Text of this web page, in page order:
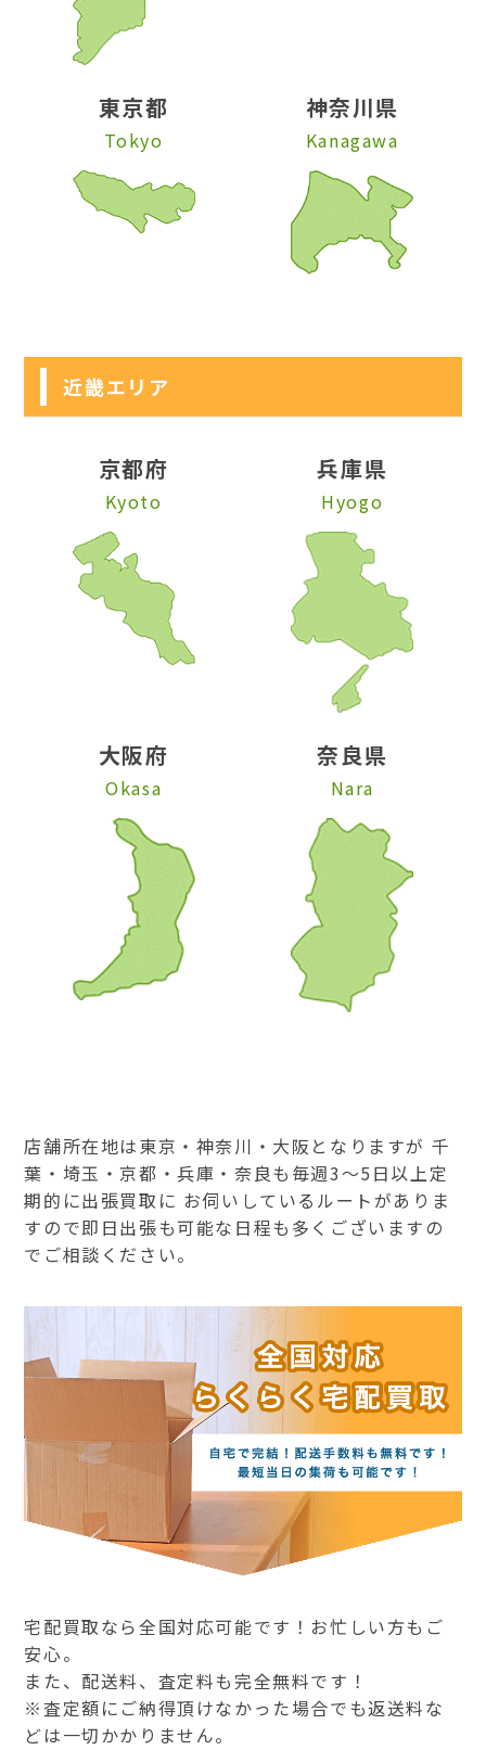
東京都
Tokyo
神奈川県
Kanagawa
近畿エリア
京都府
Kyoto
兵庫県
Hyogo
大阪府
Okasa
奈良県
Nara
店舗所在地は東京・神奈川・大阪となりますが 千
葉・埼玉・京都・兵庫・奈良も毎週3～5日以上定
期的に出張買取に お伺いしているルートがありま
すので即日出張も可能な日程も多くございますの
でご相談ください。
宅配買取なら全国対応可能です！お忙しい方もご
安心。
また、配送料、査定料も完全無料です！
※査定額にご納得頂けなかった場合でも返送料な
どは一切かかりません。